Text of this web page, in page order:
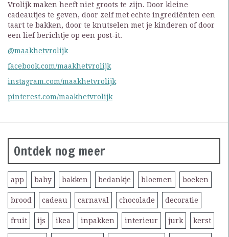
Vrolijk maken heeft niet groots te zijn. Door kleine
cadeautjes te geven, door zelf met echte ingrediënten een
taart te bakken, door te knutselen met je kinderen of door
een lief berichtje op een post-it.
@maakhetvrolijk
facebook.com/maakhetvrolijk
instagram.com/maakhetvrolijk
pinterest.com/maakhetvrolijk
Ontdek nog meer
app baby bakken bedankje bloemen boeken
brood cadeau carnaval chocolade decoratie
fruit ijs ikea inpakken interieur jurk kerst